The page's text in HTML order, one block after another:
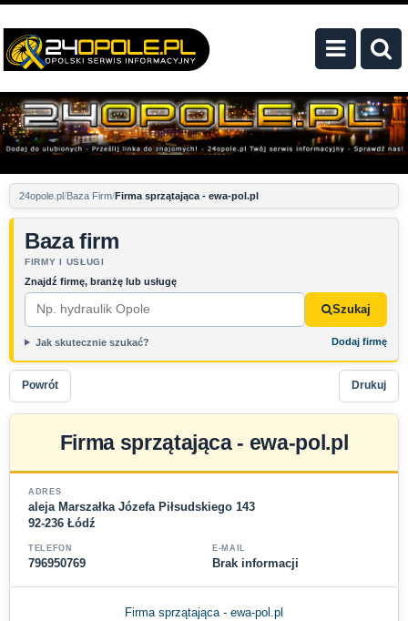
24opole.pl Baza Firm Firma sprzątająca - ewa-pol.pl
Baza firm
FIRMY I USŁUGI
Znajdź firmę, branżę lub usługę
Szukaj
Jak skutecznie szukać? Dodaj firmę
Powrót Drukuj
Firma sprzątająca - ewa-pol.pl
ADRES
aleja Marszałka Józefa Piłsudskiego 143
92-236 Łódź
TELEFON
796950769
E-MAIL
Brak informacji
Firma sprzątająca - ewa-pol.pl